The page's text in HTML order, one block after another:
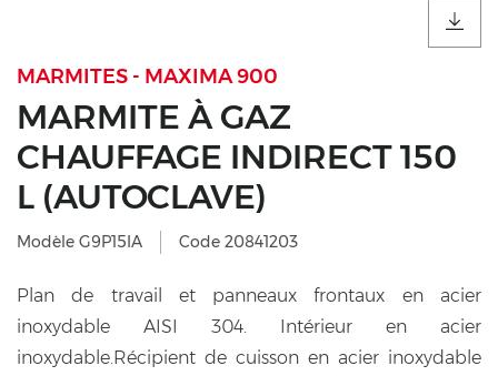
MARMITES - MAXIMA 900
MARMITE À GAZ
CHAUFFAGE INDIRECT 150
L (AUTOCLAVE)
Modèle G9P15IA Code 20841203
Plan de travail et panneaux frontaux en acier
inoxydable AISI 304. Intérieur en acier
inoxydable.Récipient de cuisson en acier inoxydable